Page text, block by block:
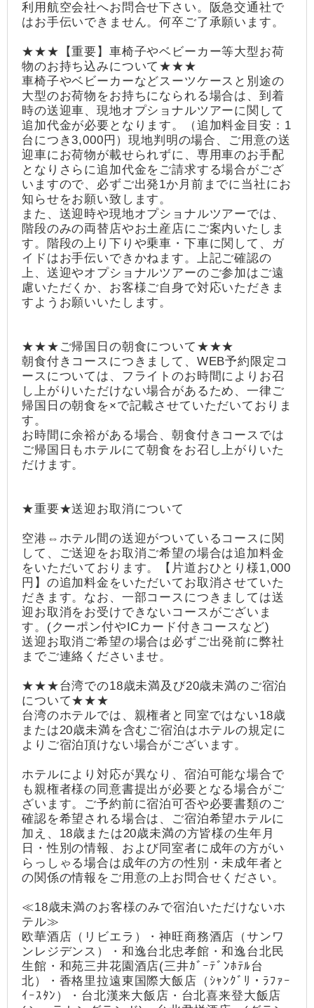
利用航空会社へお問合せ下さい。阪急交通社で
はお手伝いできません。何卒ご了承願います。
★★★【重要】車椅子やベビーカー等大型お荷
物のお持ち込みについて★★★
車椅子やベビーカーなどスーツケースと別途の
大型のお荷物をお持ちになられる場合は、到着
時の送迎車、現地オプショナルツアーに関して
追加代金が必要となります。（追加料金目安：1
台につき3,000円）現地判明の場合、ご用意の送
迎車にお荷物が載せられずに、専用車のお手配
となりさらに追加代金をご請求する場合がござ
いますので、必ずご出発1か月前までに当社にお
知らせをお願い致します。
また、送迎時や現地オプショナルツアーでは、
階段のみの両替店やお土産店にご案内いたしま
す。階段の上り下りや乗車・下車に関して、ガ
イドはお手伝いできかねます。上記ご確認の
上、送迎やオプショナルツアーのご参加はご遠
慮いただくか、お客様ご自身で対応いただきま
すようお願いいたします。
★★★ご帰国日の朝食について★★★
朝食付きコースにつきまして、WEB予約限定コ
ースについては、フライトのお時間によりお召
し上がりいただけない場合があるため、一律ご
帰国日の朝食を×で記載させていただいておりま
す。
お時間に余裕がある場合、朝食付きコースでは
ご帰国日もホテルにて朝食をお召し上がりいた
だけます。
★重要★送迎お取消について
空港⇔ホテル間の送迎がついているコースに関
して、ご送迎をお取消ご希望の場合は追加料金
をいただいております。【片道おひとり様1,000
円】の追加料金をいただいてお取消させていた
だきます。なお、一部コースにつきましては送
迎お取消をお受けできないコースがございま
す。(クーポン付やICカード付きコースなど)
送迎お取消ご希望の場合は必ずご出発前に弊社
までご連絡くださいませ。
★★★台湾での18歳未満及び20歳未満のご宿泊
について★★★
台湾のホテルでは、親権者と同室ではない18歳
または20歳未満を含むご宿泊はホテルの規定に
よりご宿泊頂けない場合がございます。
ホテルにより対応が異なり、宿泊可能な場合で
も親権者様の同意書提出が必要となる場合がご
ざいます。ご予約前に宿泊可否や必要書類のご
確認を希望される場合は、ご宿泊希望ホテルに
加え、18歳または20歳未満の方皆様の生年月
日・性別の情報、および同室者に成年の方がい
らっしゃる場合は成年の方の性別・未成年者と
の関係の情報をご用意の上お問合せください。
≪18歳未満のお客様のみで宿泊いただけないホ
テル≫
欧華酒店（リビエラ）・神旺商務酒店（サンワ
ンレジデンス）・和逸台北忠孝館・和逸台北民
生館・和苑三井花園酒店(三井ｶﾞｰﾃﾞﾝﾎﾃﾙ台
北）・香格里拉遠東国際大飯店（ｼｬﾝｸﾞﾘ・ﾗﾌｧｰ
ｲｰｽﾀﾝ）・台北漢来大飯店・台北喜来登大飯店